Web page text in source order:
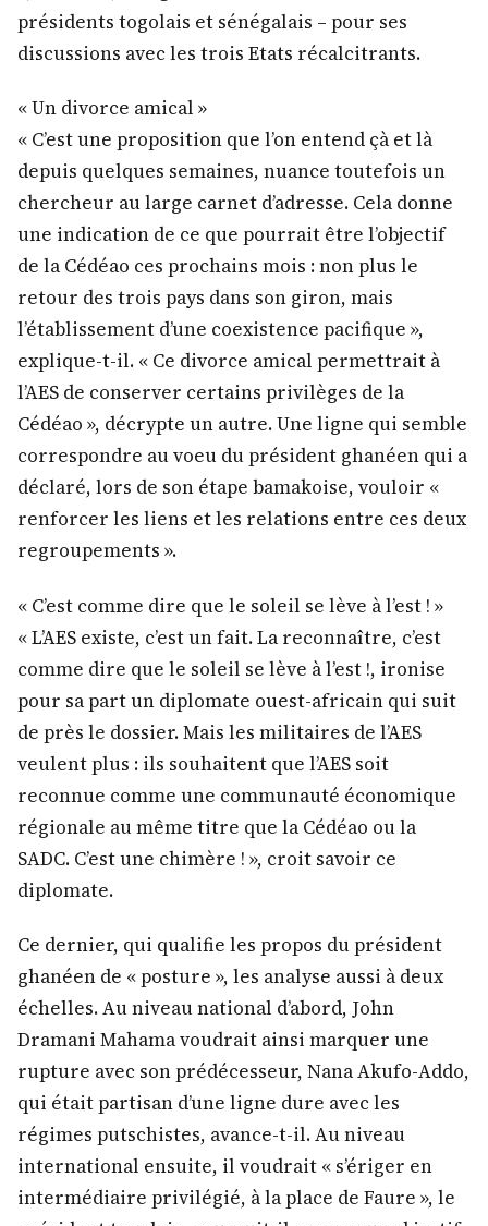
présidents togolais et sénégalais – pour ses
discussions avec les trois Etats récalcitrants.
« Un divorce amical »
« C’est une proposition que l’on entend çà et là
depuis quelques semaines, nuance toutefois un
chercheur au large carnet d’adresse. Cela donne
une indication de ce que pourrait être l’objectif
de la Cédéao ces prochains mois : non plus le
retour des trois pays dans son giron, mais
l’établissement d’une coexistence pacifique »,
explique-t-il. « Ce divorce amical permettrait à
l’AES de conserver certains privilèges de la
Cédéao », décrypte un autre. Une ligne qui semble
correspondre au voeu du président ghanéen qui a
déclaré, lors de son étape bamakoise, vouloir «
renforcer les liens et les relations entre ces deux
regroupements ».
« C’est comme dire que le soleil se lève à l’est ! »
« L’AES existe, c’est un fait. La reconnaître, c’est
comme dire que le soleil se lève à l’est !, ironise
pour sa part un diplomate ouest-africain qui suit
de près le dossier. Mais les militaires de l’AES
veulent plus : ils souhaitent que l’AES soit
reconnue comme une communauté économique
régionale au même titre que la Cédéao ou la
SADC. C’est une chimère ! », croit savoir ce
diplomate.
Ce dernier, qui qualifie les propos du président
ghanéen de « posture », les analyse aussi à deux
échelles. Au niveau national d’abord, John
Dramani Mahama voudrait ainsi marquer une
rupture avec son prédécesseur, Nana Akufo-Addo,
qui était partisan d’une ligne dure avec les
régimes putschistes, avance-t-il. Au niveau
international ensuite, il voudrait « s’ériger en
intermédiaire privilégié, à la place de Faure », le